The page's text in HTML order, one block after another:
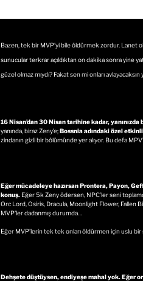
Bazen, tek bir MVP’yi bile öldürmek zordur. Lanet
sunucular terkrar açıldıktan on dakika sonra yine
güzel olmaz mıydı? Fakat sen mi onları
16 Nisan’dan 30 Nisan tarihine kadar, yanınızda
yanında, biraz Zeny’e;Bossnia adındaki özel
zindanın gizli bir bölümünde yer alıyor. Bu defa
Eğer mücadeleye hazırsan Prontera, Payon,
konuş. Eğer 5k Zeny ödersen, NPC’ler seni
Orc Lord, Osiris, Dracula, Moonlight Flower, Fallen
MVP’ler dadanmış durumda…
Eğer MVP’lerin tek tek onları öldürmen için uslu
Dehşete düştüysen, endiyeşe mahal yok. Eğer